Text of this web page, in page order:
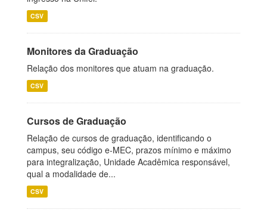
CSV
Monitores da Graduação
Relação dos monitores que atuam na graduação.
CSV
Cursos de Graduação
Relação de cursos de graduação, identificando o
campus, seu código e-MEC, prazos mínimo e máximo
para integralização, Unidade Acadêmica responsável,
qual a modalidade de...
CSV